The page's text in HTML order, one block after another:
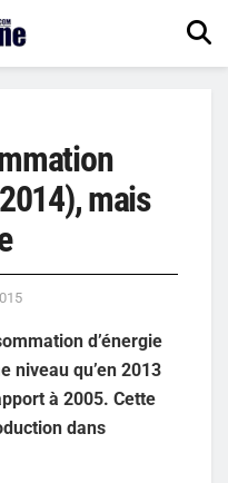
mais
d’énergie
niveau qu’en 2013
à 2005. Cette
dans